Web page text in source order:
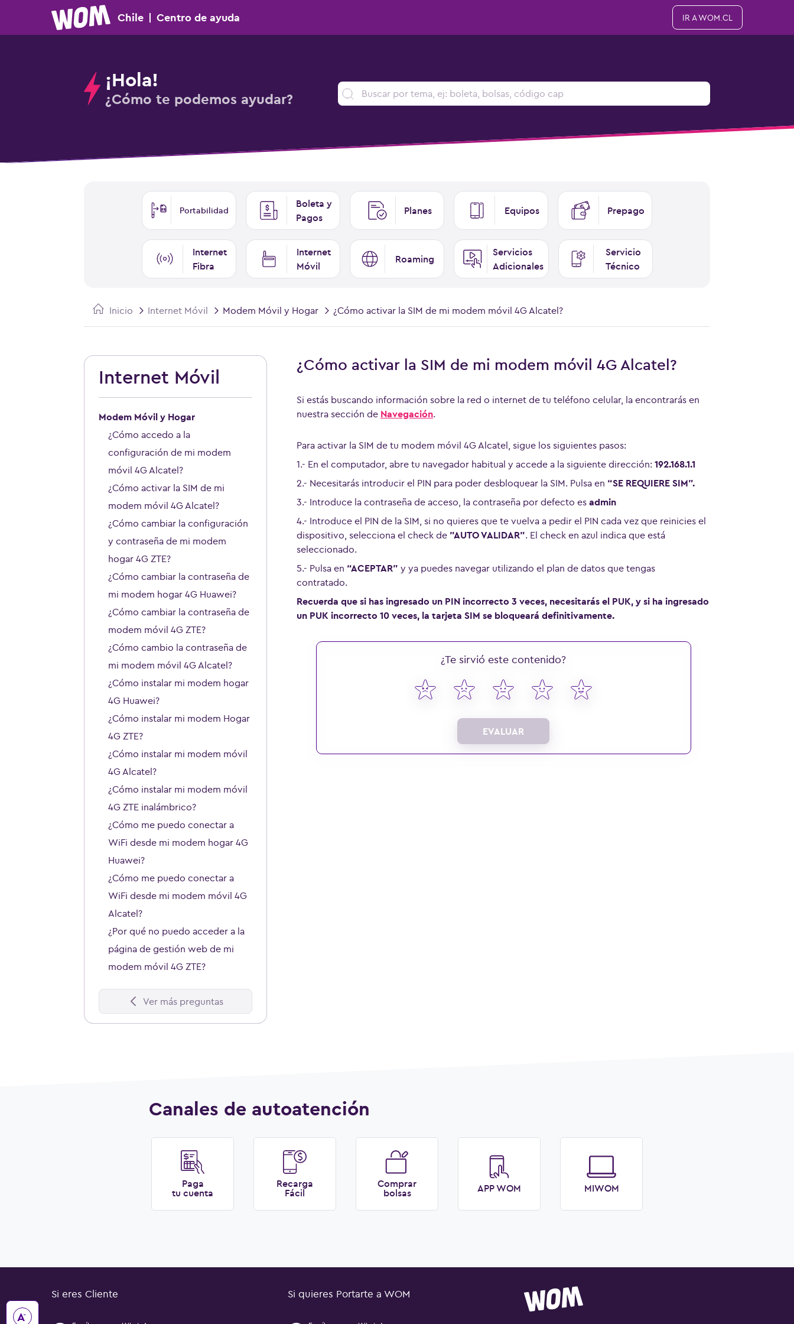
A-
Chile | Centro de ayuda IR A WOM.CL
¡Hola!
¿Cómo te podemos ayudar?
Portabilidad
Boleta y
Pagos
Planes Equipos Prepago
Internet
Fibra
Internet
Móvil
Roaming
Servicios
Adicionales
Servicio
Técnico
Inicio Internet Móvil Modem Móvil y Hogar ¿Cómo activar la SIM de mi modem móvil 4G Alcatel?
¿Cómo activar la SIM de mi modem móvil 4G Alcatel?
Si estás buscando información sobre la red o internet de tu teléfono celular, la encontrarás en
nuestra sección de Navegación.
Para activar la SIM de tu modem móvil 4G Alcatel, sigue los siguientes pasos:
1.- En el computador, abre tu navegador habitual y accede a la siguiente dirección: 192.168.1.1
2.- Necesitarás introducir el PIN para poder desbloquear la SIM. Pulsa en “SE REQUIERE SIM”.
3.- Introduce la contraseña de acceso, la contraseña por defecto es admin
4.- Introduce el PIN de la SIM, si no quieres que te vuelva a pedir el PIN cada vez que reinicies el
dispositivo, selecciona el check de ”AUTO VALIDAR”. El check en azul indica que está
seleccionado.
5.- Pulsa en “ACEPTAR” y ya puedes navegar utilizando el plan de datos que tengas
contratado.
Recuerda que si has ingresado un PIN incorrecto 3 veces, necesitarás el PUK, y si ha ingresado
un PUK incorrecto 10 veces, la tarjeta SIM se bloqueará definitivamente.
¿Te sirvió este contenido?
EVALUAR
Internet Móvil
Modem Móvil y Hogar
¿Cómo accedo a la
configuración de mi modem
móvil 4G Alcatel?
¿Cómo activar la SIM de mi
modem móvil 4G Alcatel?
¿Cómo cambiar la configuración
y contraseña de mi modem
hogar 4G ZTE?
¿Cómo cambiar la contraseña de
mi modem hogar 4G Huawei?
¿Cómo cambiar la contraseña de
modem móvil 4G ZTE?
¿Cómo cambio la contraseña de
mi modem móvil 4G Alcatel?
¿Cómo instalar mi modem hogar
4G Huawei?
¿Cómo instalar mi modem Hogar
4G ZTE?
¿Cómo instalar mi modem móvil
4G Alcatel?
¿Cómo instalar mi modem móvil
4G ZTE inalámbrico?
¿Cómo me puedo conectar a
WiFi desde mi modem hogar 4G
Huawei?
¿Cómo me puedo conectar a
WiFi desde mi modem móvil 4G
Alcatel?
¿Por qué no puedo acceder a la
página de gestión web de mi
modem móvil 4G ZTE?
Ver más preguntas
Canales de autoatención
Paga
tu cuenta
Recarga
Fácil
Comprar
bolsas
APP WOM MIWOM
Si quieres Portarte a WOM
Si eres Cliente